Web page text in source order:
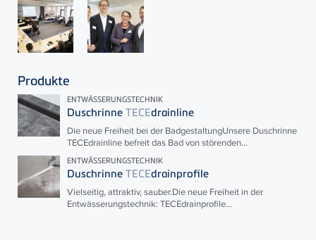
Produkte
ENTWÄSSERUNGSTECHNIK
Duschrinne TECEdrainline
Die neue Freiheit bei der BadgestaltungUnsere Duschrinne
TECEdrainline befreit das Bad von störenden...
ENTWÄSSERUNGSTECHNIK
Duschrinne TECEdrainprofile
Vielseitig, attraktiv, sauber.Die neue Freiheit in der
Entwässerungstechnik: TECEdrainprofile...